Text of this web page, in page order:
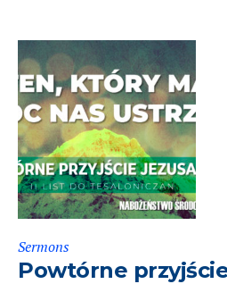
Sermons
Powtórne